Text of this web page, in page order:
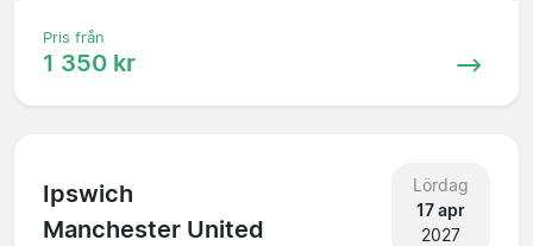
Pris från
1 350 kr
Ipswich
Manchester United
Lördag
17 apr
2027